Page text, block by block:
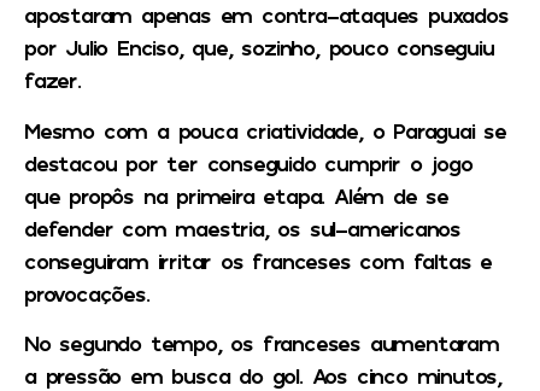
apostaram apenas em contra-ataques puxados
por Julio Enciso, que, sozinho, pouco conseguiu
fazer.
Mesmo com a pouca criatividade, o Paraguai se
destacou por ter conseguido cumprir o jogo
que propôs na primeira etapa. Além de se
defender com maestria, os sul-americanos
conseguiram irritar os franceses com faltas e
provocações.
No segundo tempo, os franceses aumentaram
a pressão em busca do gol. Aos cinco minutos,